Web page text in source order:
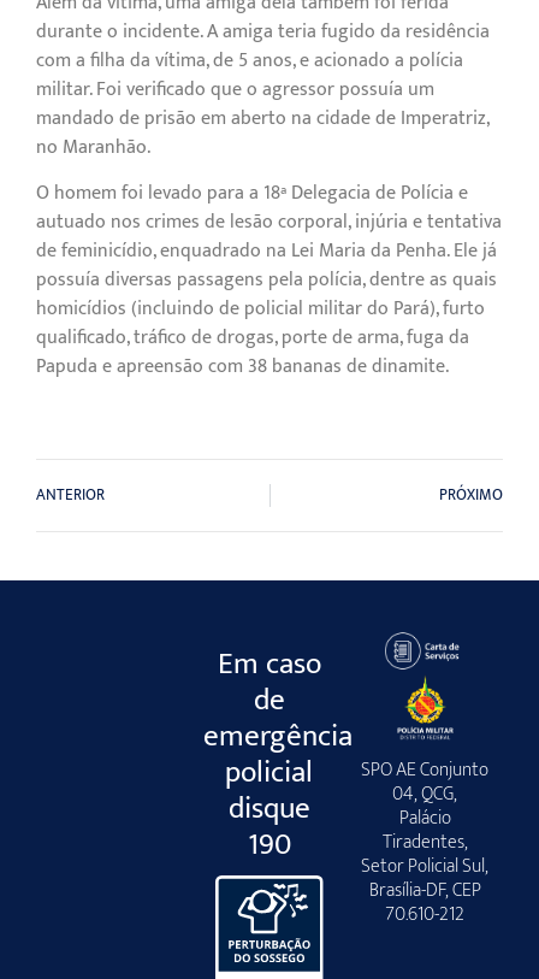
durante o incidente. A amiga teria fugido da residência
com a filha da vítima, de 5 anos, e acionado a polícia
militar. Foi verificado que o agressor possuía um
mandado de prisão em aberto na cidade de Imperatriz,
no Maranhão.
O homem foi levado para a 18ª Delegacia de Polícia e
autuado nos crimes de lesão corporal, injúria e tentativa
de feminicídio, enquadrado na Lei Maria da Penha. Ele já
possuía diversas passagens pela polícia, dentre as quais
homicídios (incluindo de policial militar do Pará), furto
qualificado, tráfico de drogas, porte de arma, fuga da
Papuda e apreensão com 38 bananas de dinamite.
ANTERIOR PRÓXIMO
Em caso
de
emergência
policial
disque
190
SPO AE Conjunto
04, QCG,
Palácio
Tiradentes,
Setor Policial Sul,
Brasília-DF, CEP
70.610-212